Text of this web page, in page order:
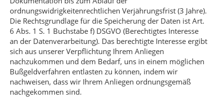
ordnungswidrigkeitenrechtlichen Verjährungsfrist (3 Jahre).
Die Rechtsgrundlage für die Speicherung der Daten ist Art.
6 Abs. 1 S. 1 Buchstabe f) DSGVO (Berechtigtes Interesse
an der Datenverarbeitung). Das berechtigte Interesse ergibt
sich aus unserer Verpflichtung Ihrem Anliegen
nachzukommen und dem Bedarf, uns in einem möglichen
Bußgeldverfahren entlasten zu können, indem wir
nachweisen, dass wir Ihrem Anliegen ordnungsgemäß
nachgekommen sind.